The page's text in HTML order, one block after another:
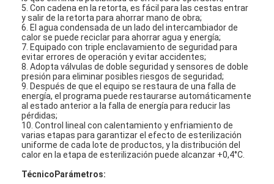
Chatea Ahora
Máquina de llenado y costura de la lata
Máquina de rellenar de la poder automática
Máquina automática de costura de latas
Máquina de enlatado automática
5. Con cadena en la retorta, es fácil para las cestas entrar
y salir de la retorta para ahorrar mano de obra;
6. El agua condensada de un lado del intercambiador de
calor se puede reciclar para ahorrar agua y energía;
7. Equipado con triple enclavamiento de seguridad para
evitar errores de operación y evitar accidentes;
8. Adopta válvulas de doble seguridad y sensores de doble
presión para eliminar posibles riesgos de seguridad;
9. Después de que el equipo se restaura de una falla de
energía, el programa puede restaurarse automáticamente
al estado anterior a la falla de energía para reducir las
pérdidas;
10. Control lineal con calentamiento y enfriamiento de
varias etapas para garantizar el efecto de esterilización
uniforme de cada lote de productos, y la distribución del
calor en la etapa de esterilización puede alcanzar +0,4°C.
Técnico Parámetros: